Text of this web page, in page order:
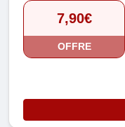
7,90€
OFFRE